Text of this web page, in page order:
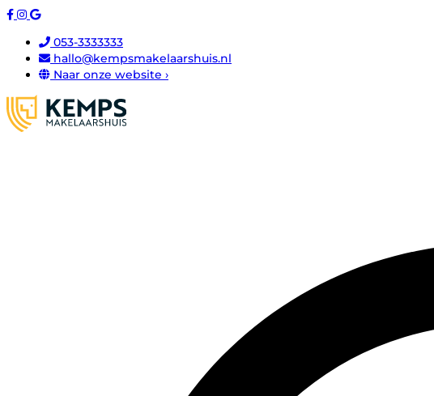
053-3333333
hallo@kempsmakelaarshuis.nl
Naar onze website ›